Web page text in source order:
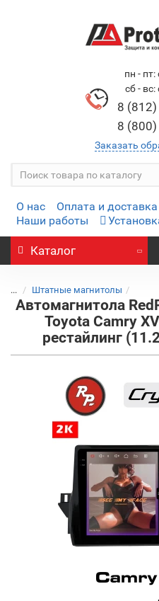
пн -
сб -
8 (812)
8 (800)
Заказать
О нас Оплата и доставка
Наши работы
Каталог
... Штатные магнитолы
Автомагнитола
Toyota Camry
рестайлинг